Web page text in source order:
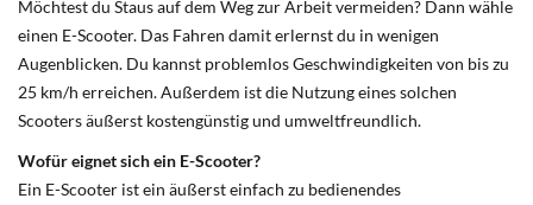
Möchtest du Staus auf dem Weg zur Arbeit vermeiden? Dann wähle
einen E-Scooter. Das Fahren damit erlernst du in wenigen
Augenblicken. Du kannst problemlos Geschwindigkeiten von bis zu
25 km/h erreichen. Außerdem ist die Nutzung eines solchen
Scooters äußerst kostengünstig und umweltfreundlich.
Wofür eignet sich ein E-Scooter?
Ein E-Scooter ist ein äußerst einfach zu bedienendes